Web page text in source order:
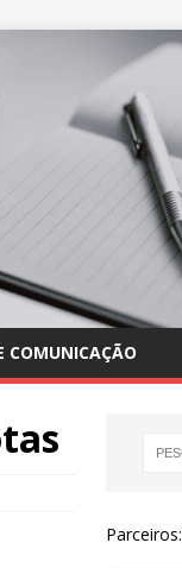
COMUNICAÇÃO
Parceiros: